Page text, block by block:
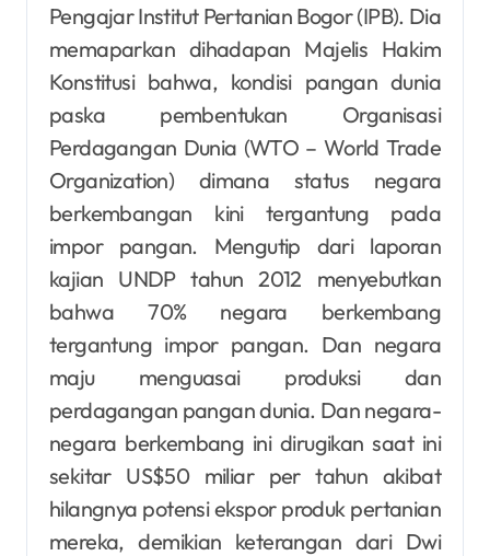
Pengajar Institut Pertanian Bogor (IPB). Dia
memaparkan dihadapan Majelis Hakim
Konstitusi bahwa, kondisi pangan dunia
paska pembentukan Organisasi
Perdagangan Dunia (WTO – World Trade
Organization) dimana status negara
berkembangan kini tergantung pada
impor pangan. Mengutip dari laporan
kajian UNDP tahun 2012 menyebutkan
bahwa 70% negara berkembang
tergantung impor pangan. Dan negara
maju menguasai produksi dan
perdagangan pangan dunia. Dan negara-
negara berkembang ini dirugikan saat ini
sekitar US$50 miliar per tahun akibat
hilangnya potensi ekspor produk pertanian
mereka, demikian keterangan dari Dwi